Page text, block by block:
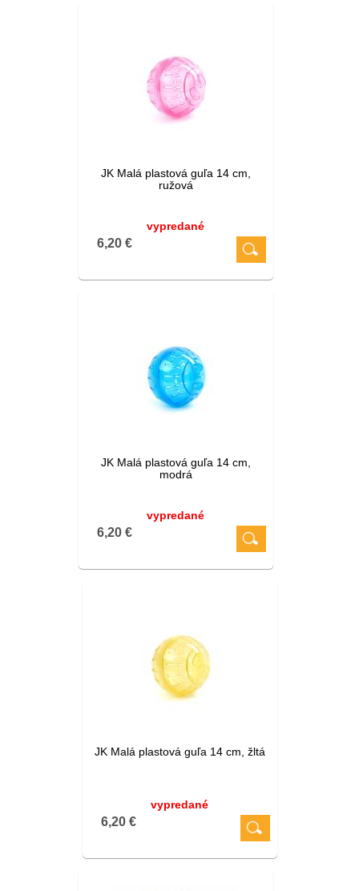
JK Malá plastová guľa 14 cm,
ružová
vypredané
6,20 €
JK Malá plastová guľa 14 cm,
modrá
vypredané
6,20 €
JK Malá plastová guľa 14 cm, žltá
vypredané
6,20 €